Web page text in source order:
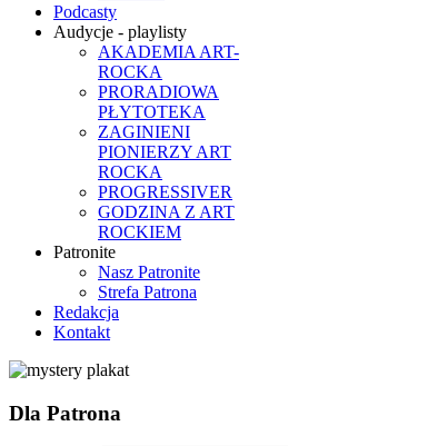
Podcasty
Audycje - playlisty
AKADEMIA ART-
ROCKA
PRORADIOWA
PŁYTOTEKA
ZAGINIENI
PIONIERZY ART
ROCKA
PROGRESSIVER
GODZINA Z ART
ROCKIEM
Patronite
Nasz Patronite
Strefa Patrona
Redakcja
Kontakt
Dla Patrona